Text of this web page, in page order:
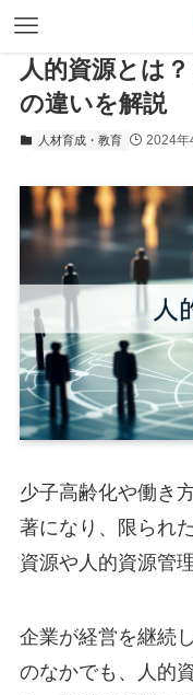
人的資源とは
の違いを解説
人材育成・教育 2024年
少子高齢化や働き
著になり、限られ
資源や人的資源管
企業が経営を継続
のなかでも、人的